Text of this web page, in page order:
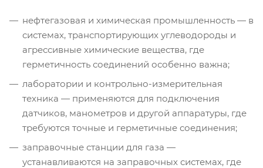
нефтегазовая и химическая промышленность — в
системах, транспортирующих углеводороды и
агрессивные химические вещества, где
герметичность соединений особенно важна;
лаборатории и контрольно-измерительная
техника — применяются для подключения
датчиков, манометров и другой аппаратуры, где
требуются точные и герметичные соединения;
заправочные станции для газа —
устанавливаются на заправочных системах, где